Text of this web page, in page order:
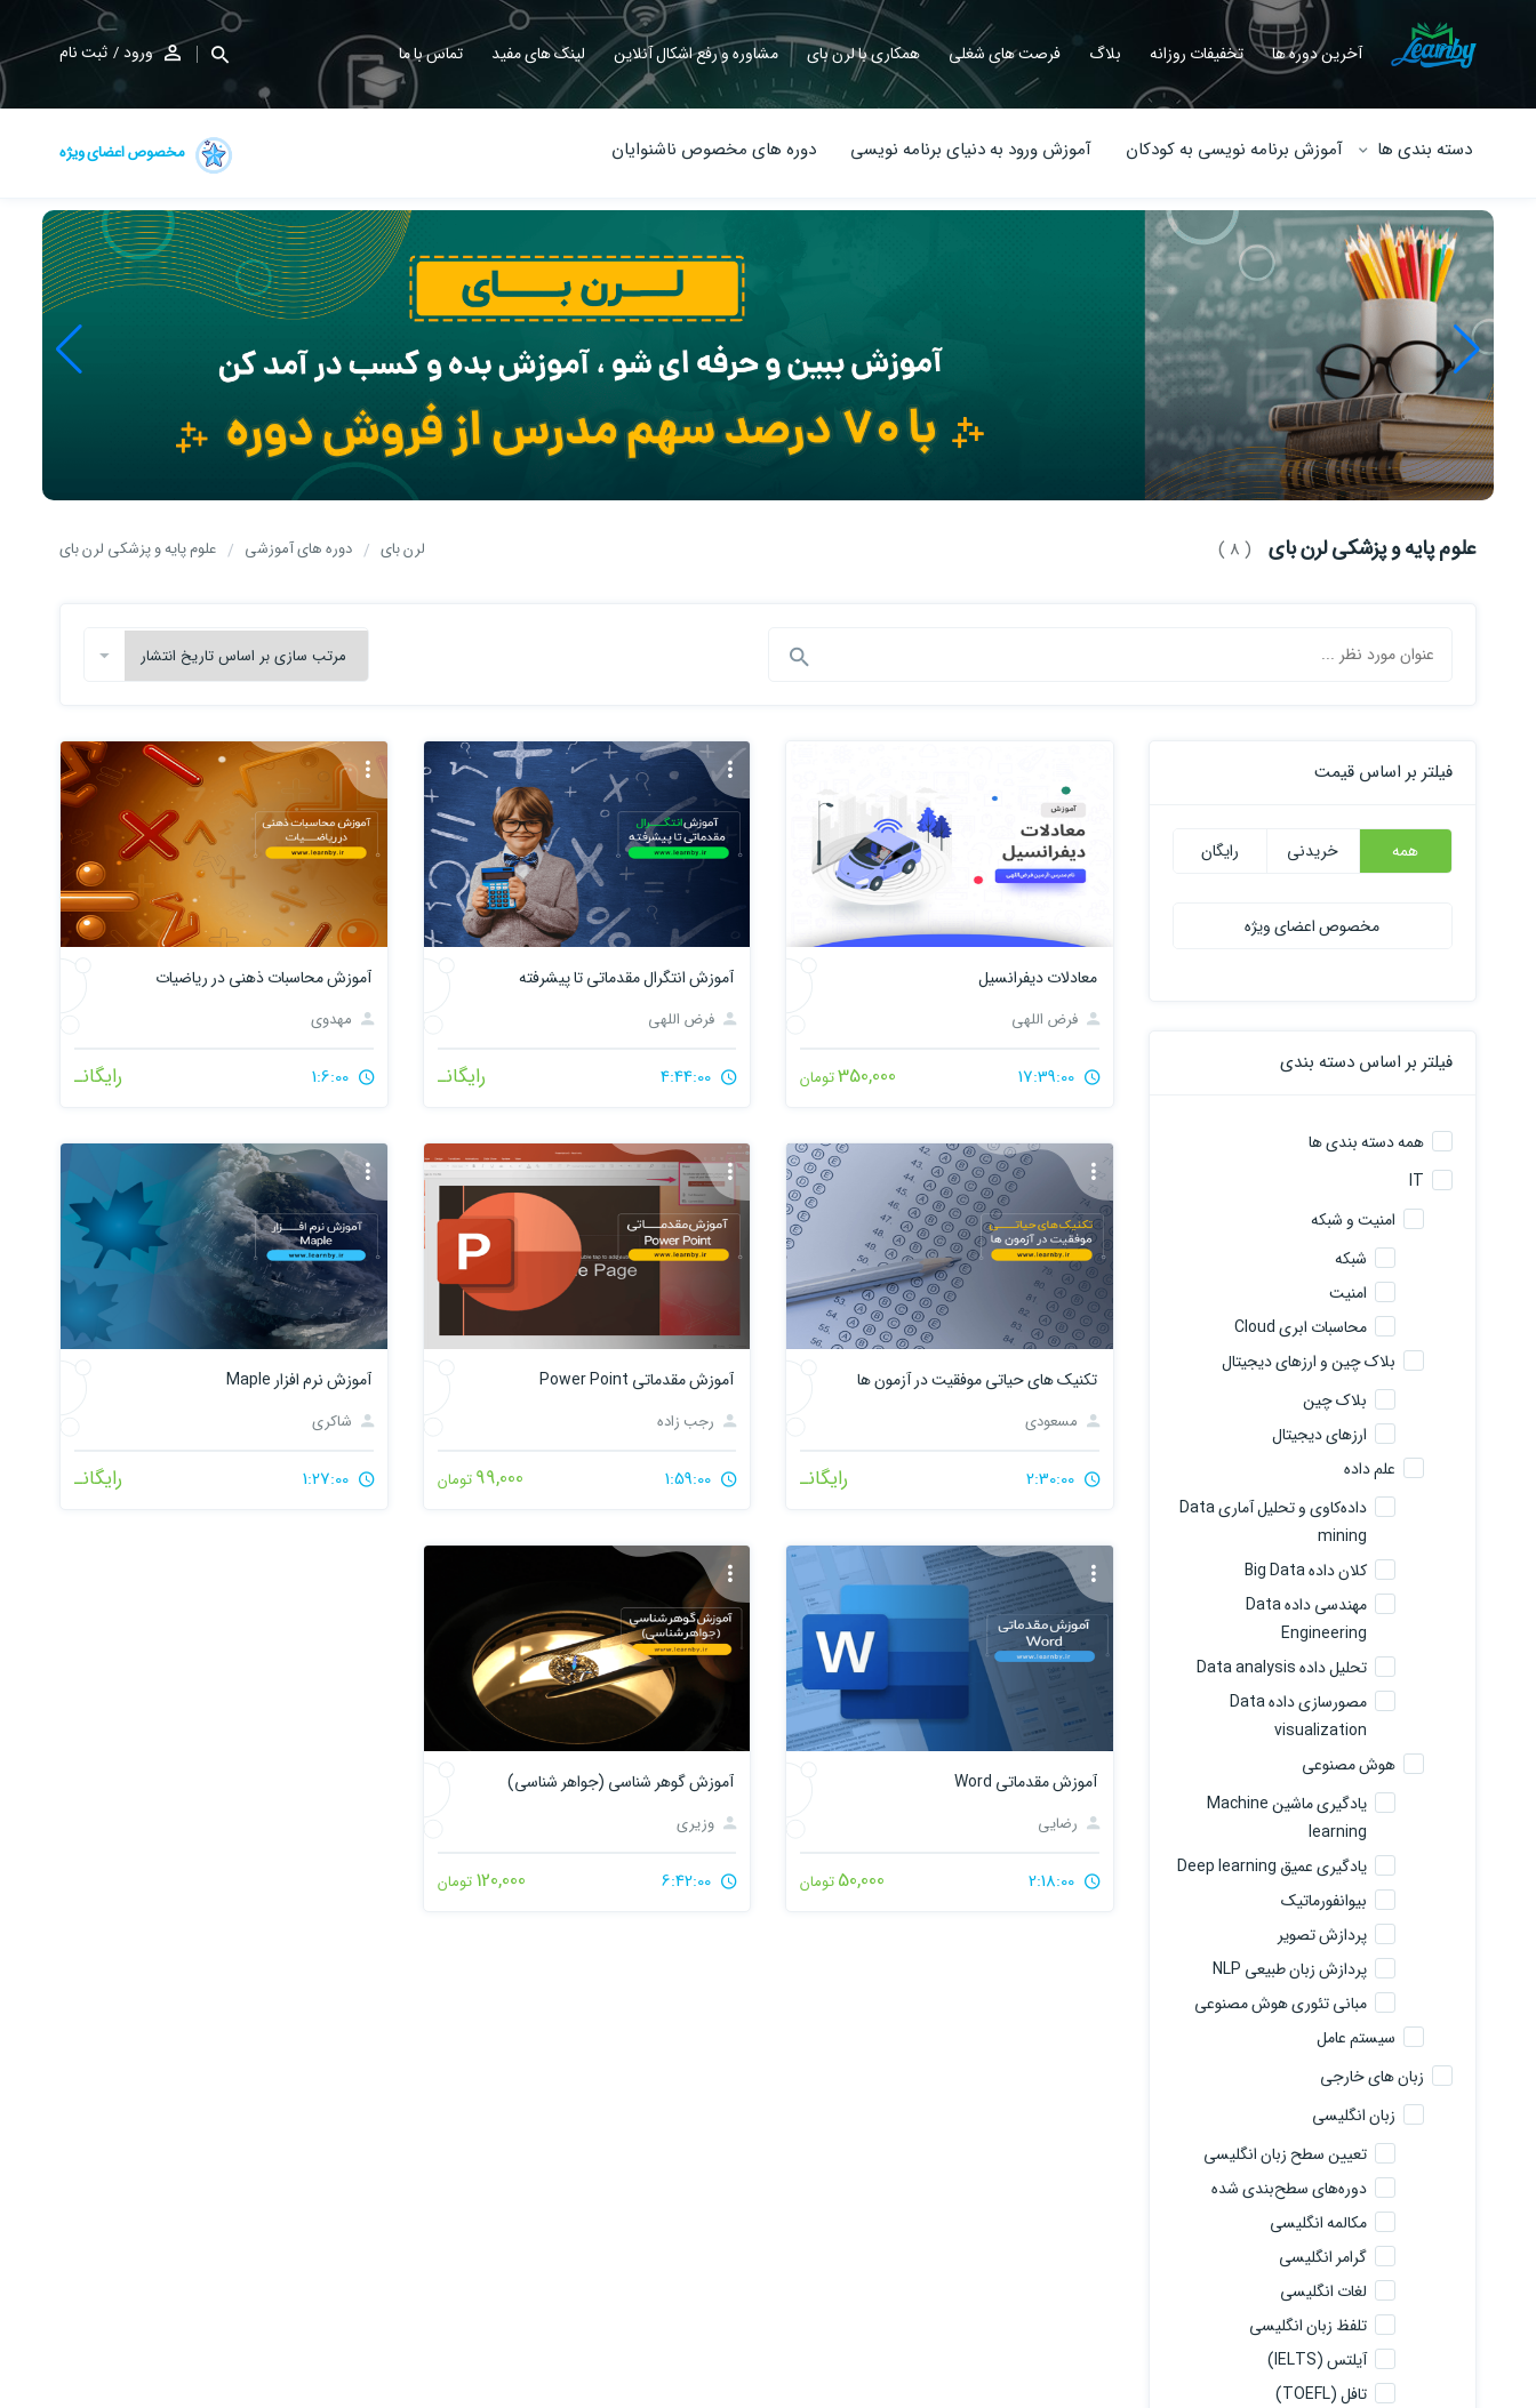
آخرین دوره ها تخفیفات روزانه بلاگ فرصت های شغلی همکاری با لرن بای مشاوره و رفع اشکال آنلاین لینک های مفید تماس با ما ورود ثبت نام
دسته بندی ها آموزش برنامه نویسی به کودکان آموزش ورود به دنیای برنامه نویسی دوره های مخصوص ناشنوایان مخصوص اعضای ویژه
لرن بای دوره های آموزشی علوم پایه و پزشکی لرن بای علوم پایه و پزشکی لرن بای ( 8 )
فیلتر بر اساس قیمت
همه خریدنی رایگان
مخصوص اعضای ویژه
فیلتر بر اساس دسته بندی
همه دسته بندی ها
IT
امنیت و شبکه
شبکه
امنیت
محاسبات ابری Cloud
بلاک چین و ارزهای دیجیتال
بلاک چین
ارزهای دیجیتال
علم داده
داده‌کاوی و تحلیل آماری Data
mining
کلان داده Big Data
مهندسی داده Data
Engineering
تحلیل داده Data analysis
مصورسازی داده Data
visualization
هوش مصنوعی
یادگیری ماشین Machine
learning
یادگیری عمیق Deep learning
بیوانفورماتیک
پردازش تصویر
پردازش زبان طبیعی NLP
مبانی تئوری هوش مصنوعی
سیستم عامل
زبان های خارجی
زبان انگلیسی
تعیین سطح زبان انگلیسی
دوره‌های سطح‌بندی شده
مکالمه انگلیسی
گرامر انگلیسی
لغات انگلیسی
تلفظ زبان انگلیسی
آیلتس (IELTS)
تافل (TOEFL)
معادلات دیفرانسیل
فرض اللهی
17:39:00
350,000تومان
آموزش انتگرال مقدماتی تا پیشرفته
فرض اللهی
رایگانـ
آموزش محاسبات ذهنی در ریاضیات
مهدوی
1:6:00 رایگانـ
تکنیک های حیاتی موفقیت در آزمون ها
مسعودی
2:30:00 رایگانـ
آموزش مقدماتی Power Point
رجب زاده
99,000تومان
آموزش نرم افزار Maple
شاکری
1:27:00 رایگانـ
آموزش مقدماتی Word
رضایی
2:18:00
50,000تومان
آموزش گوهر شناسی (جواهر شناسی)
وزیری
120,000تومان